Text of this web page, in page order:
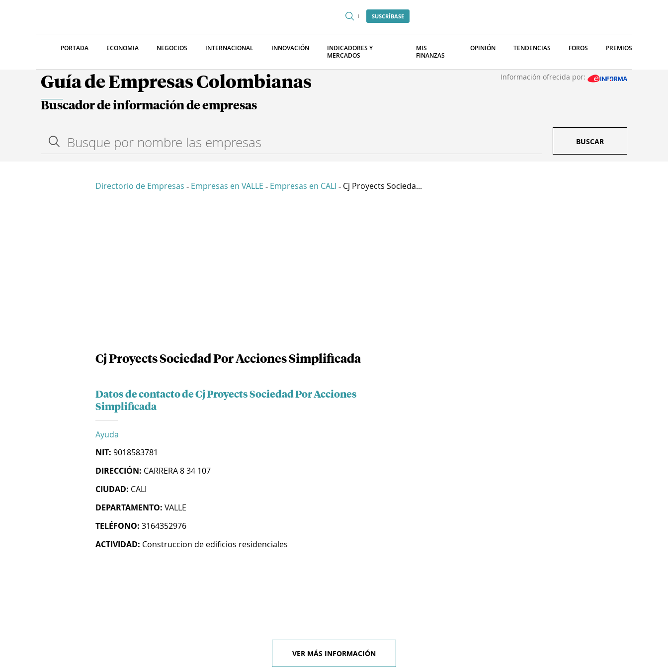
SUSCRÍBASE
PORTADA ECONOMIA NEGOCIOS INTERNACIONAL INNOVACIÓN
INDICADORES Y
MERCADOS
MIS
FINANZAS
OPINIÓN TENDENCIAS FOROS PREMIOS
Guía de Empresas Colombianas Información ofrecida por:
Buscador de información de empresas
BUSCAR
Directorio de Empresas - Empresas en VALLE - Empresas en CALI - Cj Proyects Socieda...
Cj Proyects Sociedad Por Acciones Simplificada
Datos de contacto de Cj Proyects Sociedad Por Acciones
Simplificada
Ayuda
NIT: 9018583781
DIRECCIÓN: CARRERA 8 34 107
CIUDAD: CALI
DEPARTAMENTO: VALLE
TELÉFONO: 3164352976
ACTIVIDAD: Construccion de edificios residenciales
VER MÁS INFORMACIÓN